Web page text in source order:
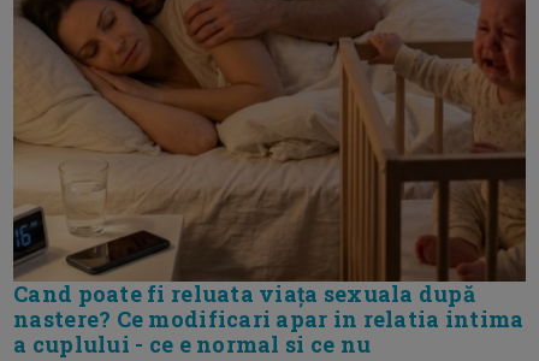
Cand poate fi reluata viața sexuala după
nastere? Ce modificari apar in relatia intima
a cuplului - ce e normal si ce nu